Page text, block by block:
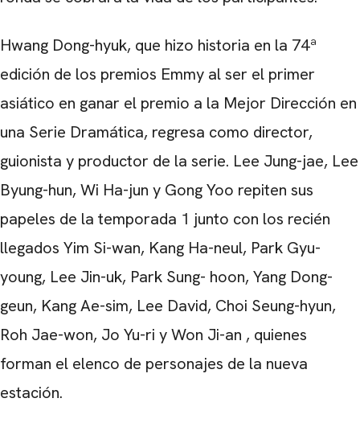
Hwang Dong-hyuk, que hizo historia en la 74ª
edición de los premios Emmy al ser el primer
asiático en ganar el premio a la Mejor Dirección en
una Serie Dramática, regresa como director,
guionista y productor de la serie. Lee Jung-jae, Lee
Byung-hun, Wi Ha-jun y Gong Yoo repiten sus
papeles de la temporada 1 junto con los recién
llegados Yim Si-wan, Kang Ha-neul, Park Gyu-
young, Lee Jin-uk, Park Sung- hoon, Yang Dong-
geun, Kang Ae-sim, Lee David, Choi Seung-hyun,
Roh Jae-won, Jo Yu-ri yWon Ji-an , quienes
forman el elenco de personajes de la nueva
estación.